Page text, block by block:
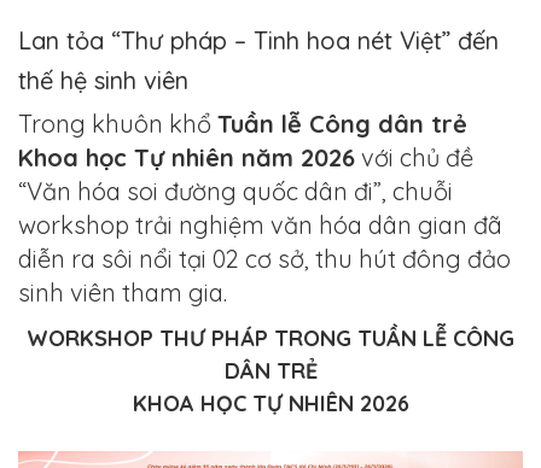
Lan tỏa “Thư pháp – Tinh hoa nét Việt” đến
thế hệ sinh viên
Trong khuôn khổ Tuần lễ Công dân trẻ
Khoa học Tự nhiên năm 2026 với chủ đề
“Văn hóa soi đường quốc dân đi”, chuỗi
workshop trải nghiệm văn hóa dân gian đã
diễn ra sôi nổi tại 02 cơ sở, thu hút đông đảo
sinh viên tham gia.
WORKSHOP THƯ PHÁP TRONG TUẦN LỄ CÔNG
DÂN TRẺ
KHOA HỌC TỰ NHIÊN 2026